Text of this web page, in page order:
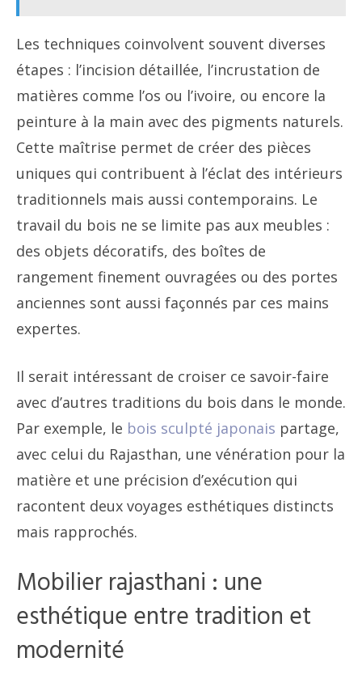
Les techniques coinvolvent souvent diverses
étapes : l’incision détaillée, l’incrustation de
matières comme l’os ou l’ivoire, ou encore la
peinture à la main avec des pigments naturels.
Cette maîtrise permet de créer des pièces
uniques qui contribuent à l’éclat des intérieurs
traditionnels mais aussi contemporains. Le
travail du bois ne se limite pas aux meubles :
des objets décoratifs, des boîtes de
rangement finement ouvragées ou des portes
anciennes sont aussi façonnés par ces mains
expertes.
Il serait intéressant de croiser ce savoir-faire
avec d’autres traditions du bois dans le monde.
Par exemple, le bois sculpté japonais partage,
avec celui du Rajasthan, une vénération pour la
matière et une précision d’exécution qui
racontent deux voyages esthétiques distincts
mais rapprochés.
Mobilier rajasthani : une
esthétique entre tradition et
modernité